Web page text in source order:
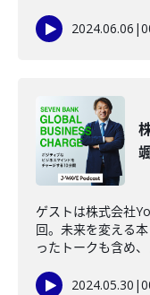
2024.06.06 |
ゲストは株式会社
回。未来を変える
ったトークも含め
2024.05.30 |